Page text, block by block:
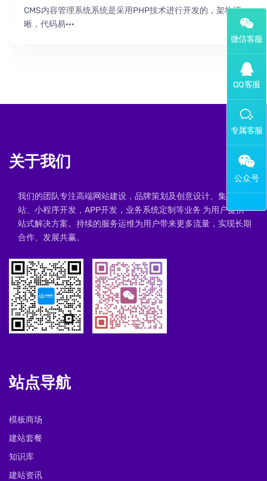
CMS内容管理系统系统是采用PHP技术进行开发的，架构清
晰，代码易···
关于我们
我们的团队专注高端网站建设，品牌策划及创意设计、集群建
站、小程序开发，APP开发，业务系统定制等业务 为用户提供一
站式解决方案。持续的服务运维为用户带来更多流量，实现长期
合作、发展共赢。
站点导航
模板商场
建站套餐
知识库
建站资讯